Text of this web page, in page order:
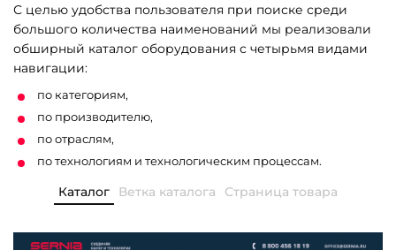
С целью удобства пользователя при поиске среди
большого количества наименований мы реализовали
обширный каталог оборудования с четырьмя видами
навигации:
по категориям,
по производителю,
по отраслям,
по технологиям и технологическим процессам.
Каталог Ветка каталога Страница товара